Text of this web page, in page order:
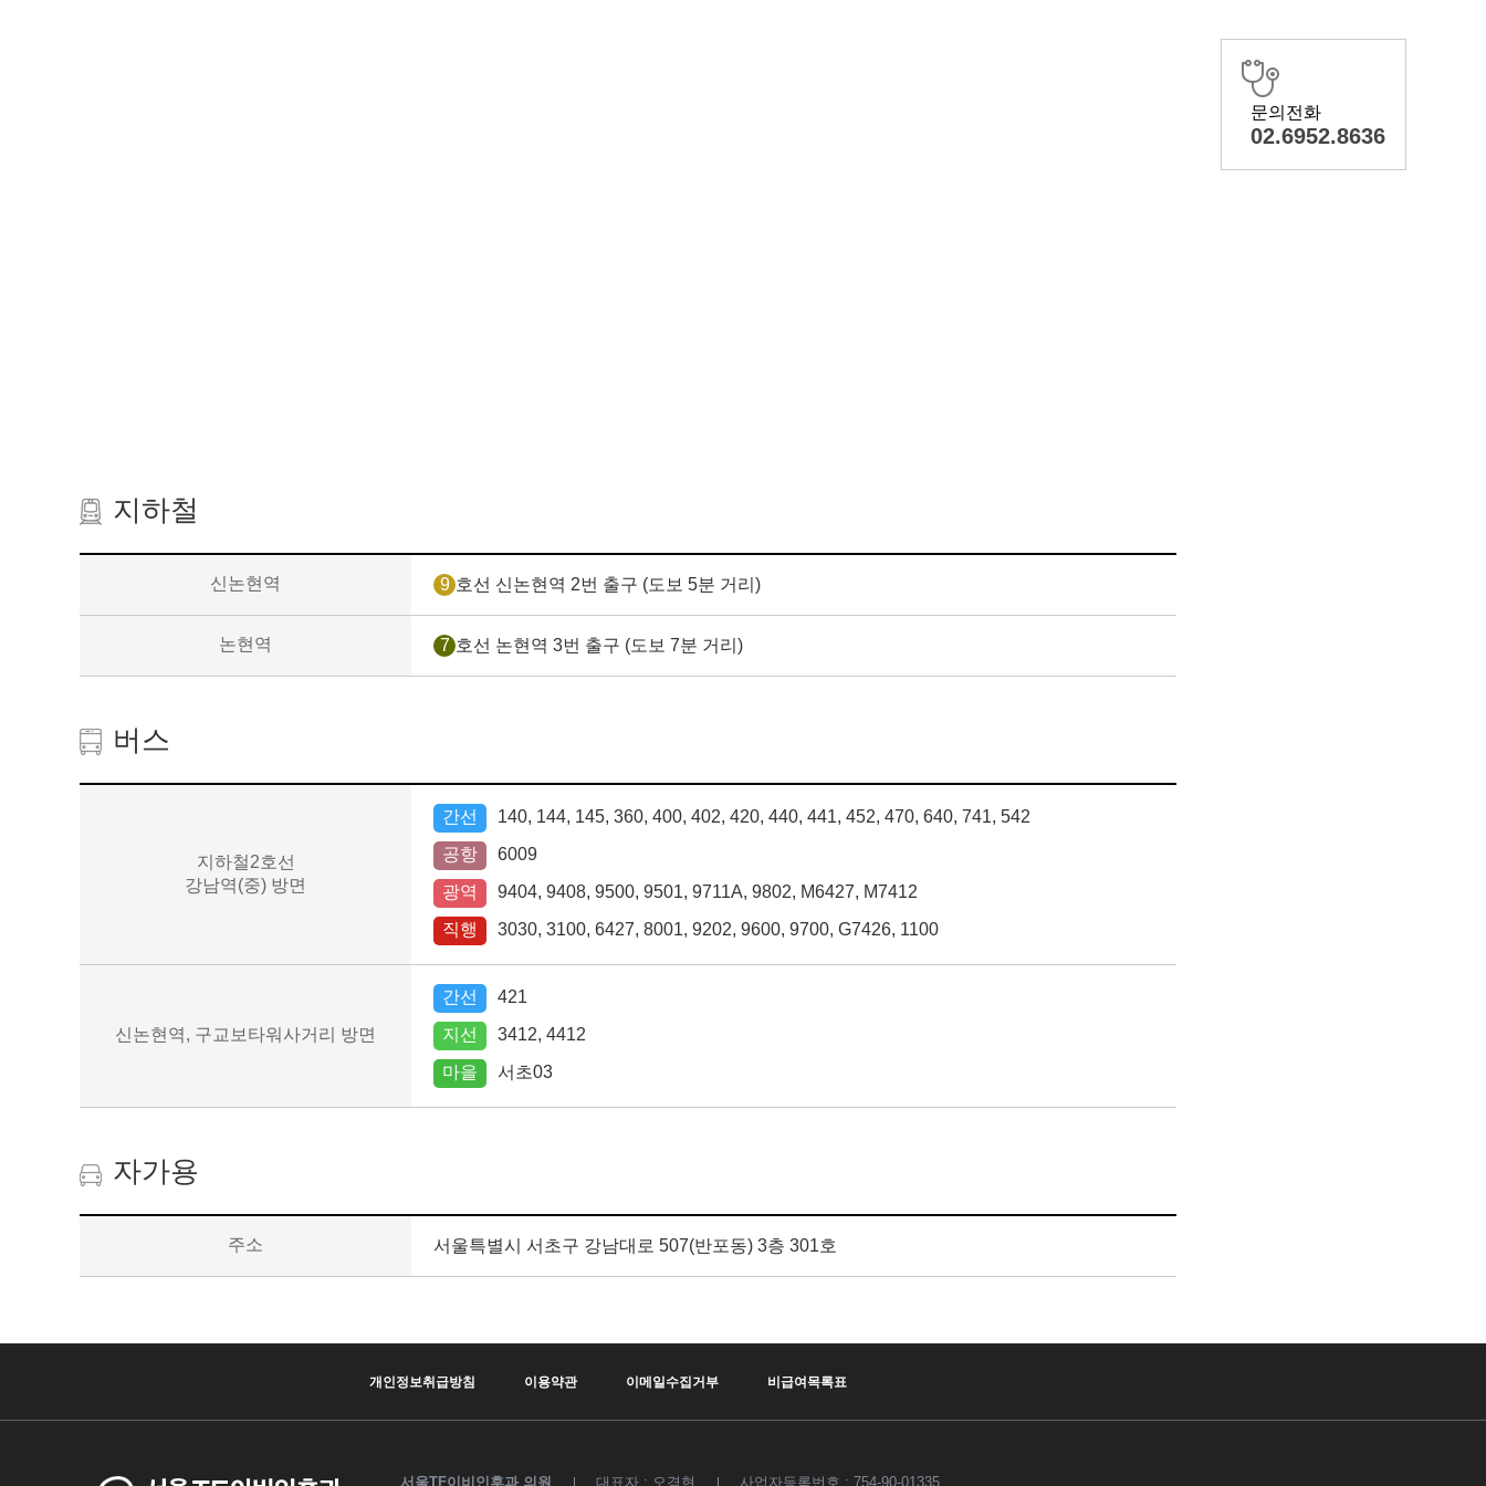
지하철
신논현역 9 호선 신논현역 2번 출구 (도보 5분 거리)
논현역 7 호선 논현역 3번 출구 (도보 7분 거리)
버스
지하철2호선
강남역(중) 방면
간선
140, 144, 145, 360, 400, 402, 420, 440, 441, 452, 470, 640, 741, 542
공항
6009
광역
9404, 9408, 9500, 9501, 9711A, 9802, M6427, M7412
직행
3030, 3100, 6427, 8001, 9202, 9600, 9700, G7426, 1100
신논현역, 구교보타워사거리 방면
간선
421
지선
3412, 4412
마을
서초03
자가용
주소 서울특별시 서초구 강남대로 507(반포동) 3층 301호
문의전화
02.6952.8636
개인정보취급방침 이용약관 이메일수집거부 비급여목록표
서울TF이비인후과 의원 대표자 : 오경현 사업자등록번호 : 754-90-01335